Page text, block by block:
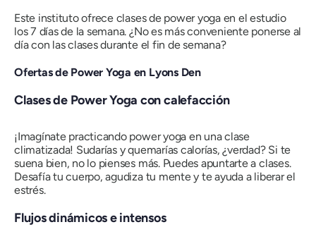
Este instituto ofrece clases de power yoga en el estudio
los 7 días de la semana. ¿No es más conveniente ponerse al
día con las clases durante el fin de semana?
Ofertas de Power Yoga en Lyons Den
Clases de Power Yoga con calefacción
¡Imagínate practicando power yoga en una clase
climatizada! Sudarías y quemarías calorías, ¿verdad? Si te
suena bien, no lo pienses más. Puedes apuntarte a clases.
Desafía tu cuerpo, agudiza tu mente y te ayuda a liberar el
estrés.
Flujos dinámicos e intensos